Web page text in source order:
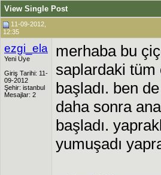
View Single Post
11-09-2012,
12:35
ezgi_ela
Yeni Üye
Giriş Tarihi: 11-
09-2012
Şehir: istanbul
Mesajlar: 2
merhaba bu
saplardaki tüm
başladı. ben
daha sonra
başladı.
yumuşadı